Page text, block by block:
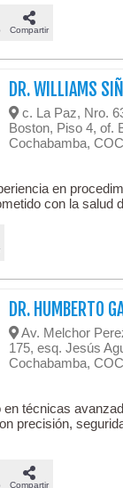
Compartir
DR. WILLIAMS
c. La Paz, Nro.
Boston, Piso 4, of.
Cochabamba,
en
con la salud
DR. HUMBERTO
Av. Melchor
175, esq. Jesús
Cochabamba,
técnicas
precisión,
Compartir